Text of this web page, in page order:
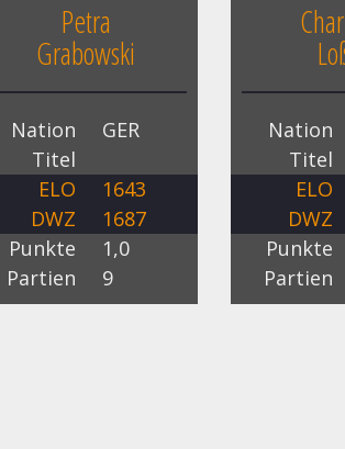
Petra
Grabowski
Nation
GER
Titel
ELO
1643
DWZ
1687
Punkte
1,0
Partien
9
Nation
Titel
ELO
DWZ
Punkte
Partien